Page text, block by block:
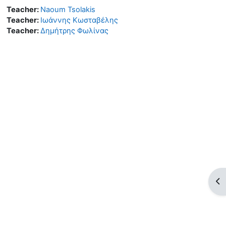
Teacher: Naoum Tsolakis
Teacher: Ιωάννης Κωσταβέλης
Teacher:Δημήτρης Φωλίνας